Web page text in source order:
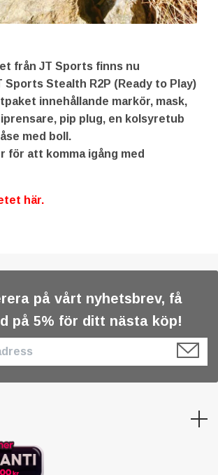
från JT Sports finns nu
Sports Stealth R2P (Ready to Play)
innehållande markör, mask,
pip plug, en kolsyretub
med boll.
för att komma igång med
här.
på vårt nyhetsbrev, få
på 5% för ditt nästa köp!